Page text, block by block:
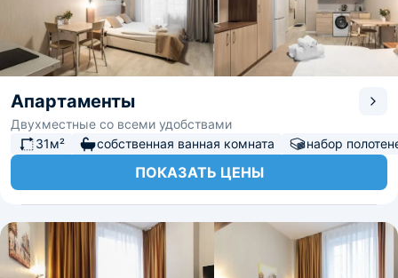
Апартаменты
Двухместные со всеми удобствами
31м²
собственная ванная комната набор
ПОКАЗАТЬ ЦЕНЫ